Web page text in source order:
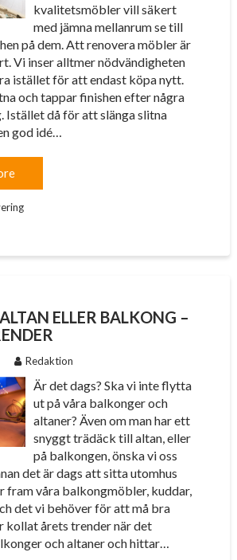
kvalitetsmöbler vill säkert
med jämna mellanrum se till
på dem. Att renovera möbler är
Vi inser alltmer nödvändigheten
istället för att endast köpa nytt.
och tappar finishen efter några
Istället då för att slänga slitna
god idé…
ELLER BALKONG –
Redaktion
Är det dags? Ska vi inte flytta
ut på våra balkonger och
altaner? Även om man har ett
snyggt trädäck till altan, eller
på balkongen, önska vi oss
det är dags att sitta utomhus
fram våra balkongmöbler, kuddar,
det vi behöver för att må bra
kollat årets trender när det
och altaner och hittar…